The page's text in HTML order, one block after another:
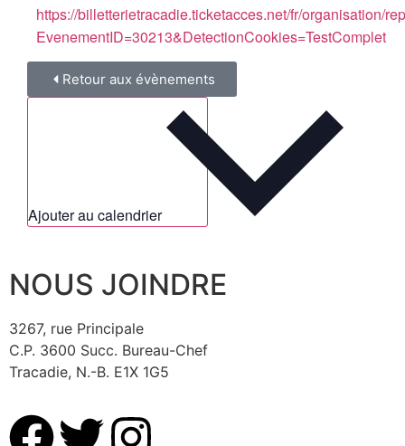
https://billetterietracadie.ticketacces.net/fr/organisation/
EvenementID=30213&DetectionCookies=TestComplet
Retour aux évènements
Ajouter au calendrier
NOUS JOINDRE
3267, rue Principale
C.P. 3600 Succ. Bureau-Chef
Tracadie, N.-B. E1X 1G5